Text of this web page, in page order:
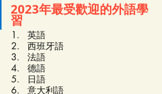
2023年最受歡迎的外語學
習
英語
西班牙語
法語
德語
日語
意大利語